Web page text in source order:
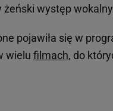
żeński występ
pojawiła się w
wielu filmach, do